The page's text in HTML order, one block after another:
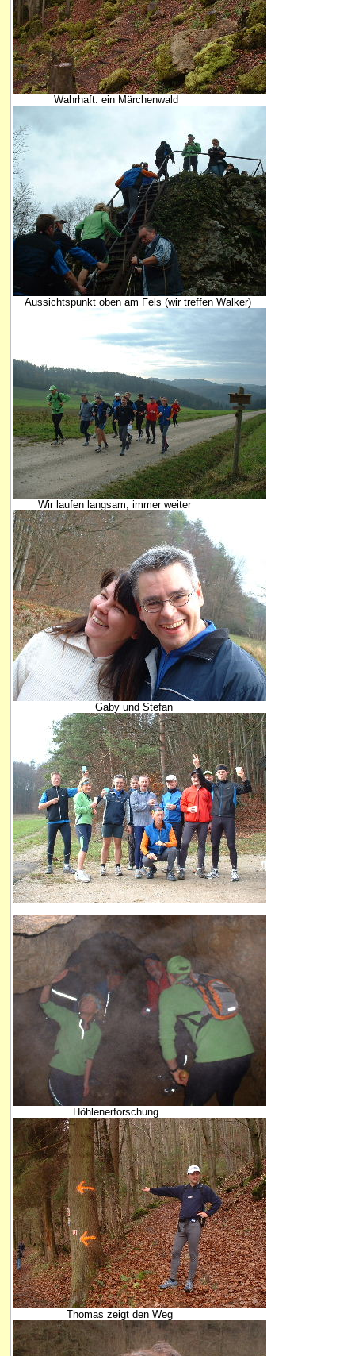
Wahrhaft: ein Märchenwald
Aussichtspunkt oben am Fels (wir treffen Walker)
Wir laufen langsam, immer weiter
Gaby und Stefan
Höhlenerforschung
Thomas zeigt den Weg